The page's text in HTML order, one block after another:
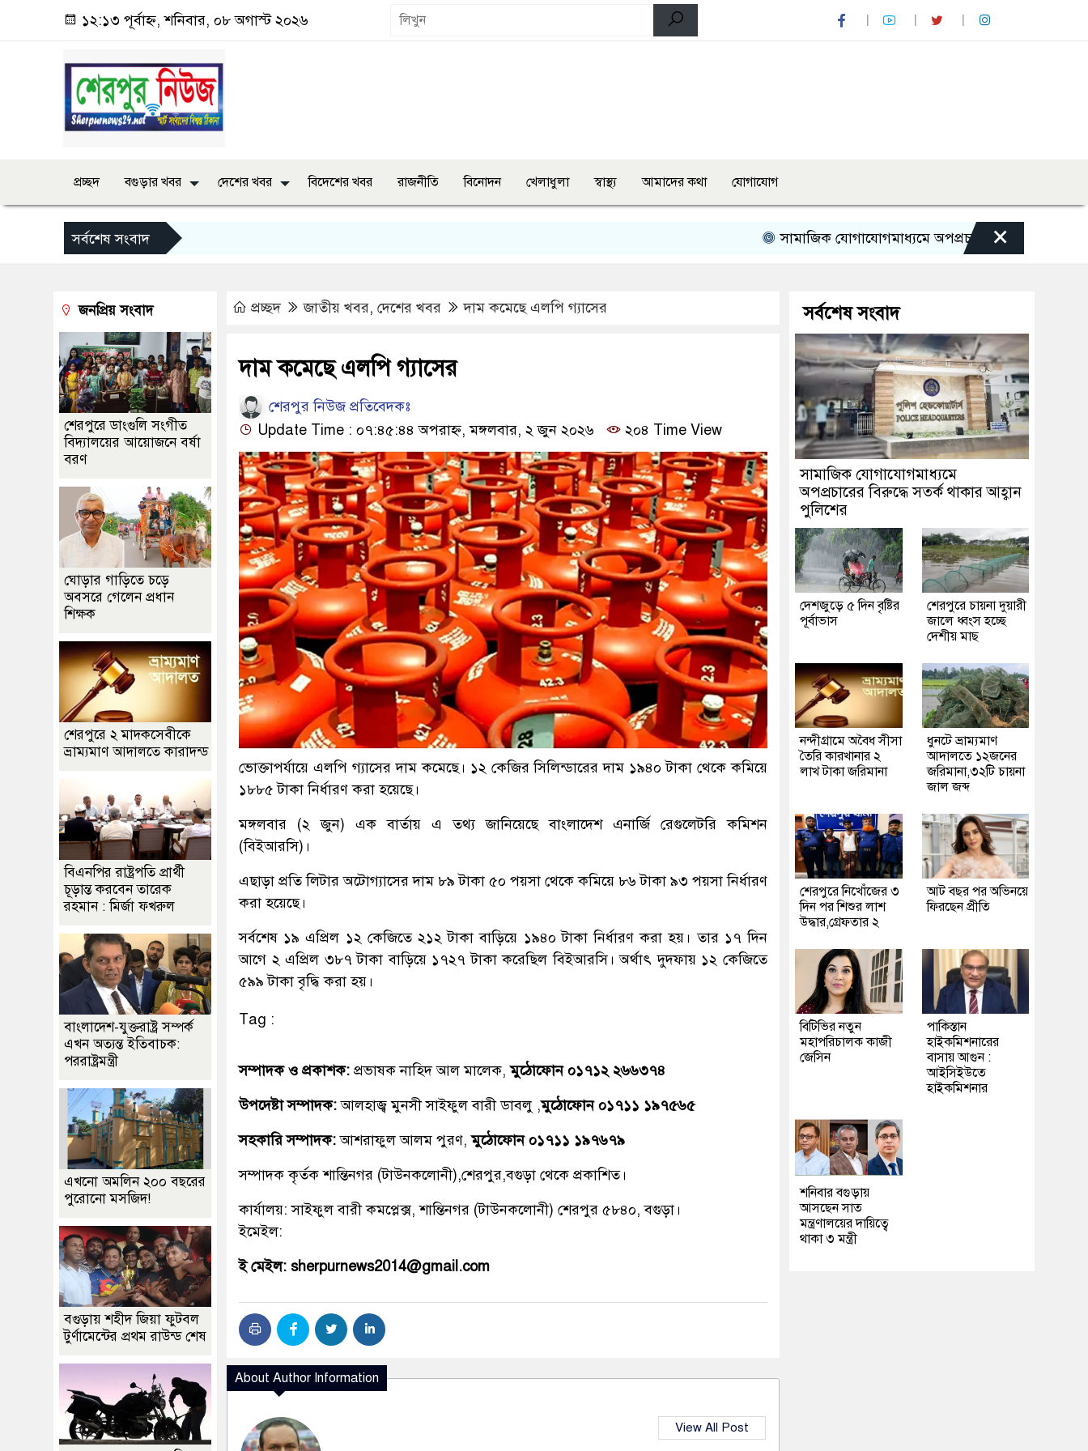
১২:১৩ পূর্বাহ্ন, শনিবার, ০৮ অগাস্ট ২০২৬
প্রচ্ছদ বগুড়ার খবর দেশের খবর বিদেশের খবর রাজনীতি বিনোদন খেলাধুলা স্বাস্থ্য আমাদের কথা যোগাযোগ
সর্বশেষ সংবাদ সামাজিক যোগাযোগমাধ্যমে অপপ্রচারের বিরুদ্ধে সতর্ক থাকার
×
প্রচ্ছদ জাতীয় খবর, দেশের খবর দাম কমেছে এলপি গ্যাসের
দাম কমেছে এলপি গ্যাসের
শেরপুর নিউজ প্রতিবেদকঃ
Update Time : ০৭:৪৫:৪৪ অপরাহ্ন, মঙ্গলবার, ২ জুন ২০২৬
২০৪ Time View
ভোক্তাপর্যায়ে এলপি গ্যাসের দাম কমেছে। ১২ কেজির সিলিন্ডারের দাম ১৯৪০ টাকা থেকে কমিয়ে
১৮৮৫ টাকা নির্ধারণ করা হয়েছে।
মঙ্গলবার (২ জুন) এক বার্তায় এ তথ্য জানিয়েছে বাংলাদেশ এনার্জি রেগুলেটরি কমিশন
(বিইআরসি)।
এছাড়া প্রতি লিটার অটোগ্যাসের দাম ৮৯ টাকা ৫০ পয়সা থেকে কমিয়ে ৮৬ টাকা ৯৩ পয়সা নির্ধারণ
করা হয়েছে।
সর্বশেষ ১৯ এপ্রিল ১২ কেজিতে ২১২ টাকা বাড়িয়ে ১৯৪০ টাকা নির্ধারণ করা হয়। তার ১৭ দিন
আগে ২ এপ্রিল ৩৮৭ টাকা বাড়িয়ে ১৭২৭ টাকা করেছিল বিইআরসি। অর্থাৎ দুদফায় ১২ কেজিতে
৫৯৯ টাকা বৃদ্ধি করা হয়।
Tag :
সম্পাদক ও প্রকাশক: প্রভাষক নাহিদ আল মালেক,মুঠোফোন ০১৭১২ ২৬৬৩৭৪
উপদেষ্টা সম্পাদক:আলহাজ্ব মুনসী সাইফুল বারী ডাবলু ,মুঠোফোন ০১৭১১ ১৯৭৫৬৫
সহকারি সম্পাদক:আশরাফুল আলম পুরণ,মুঠোফোন ০১৭১১ ১৯৭৬৭৯
সম্পাদক কৃর্তক শান্তিনগর (টাউনকলোনী),শেরপুর,বগুড়া থেকে প্রকাশিত।
কার্যালয়: সাইফুল বারী কমপ্লেক্স, শান্তিনগর (টাউনকলোনী) শেরপুর ৫৮৪০, বগুড়া।
ইমেইল:
ই মেইল: sherpurnews2014@gmail.com
About Author Information
View All Post
জনপ্রিয় সংবাদ
শেরপুরে ডাংগুলি সংগীত
বিদ্যালয়ের আয়োজনে বর্ষা
বরণ
ঘোড়ার গাড়িতে চড়ে
অবসরে গেলেন প্রধান
শিক্ষক
শেরপুরে ২ মাদকসেবীকে
ভ্রাম্যমাণ আদালতে কারাদন্ড
বিএনপির রাষ্ট্রপতি প্রার্থী
চূড়ান্ত করবেন তারেক
রহমান : মির্জা ফখরুল
বাংলাদেশ-যুক্তরাষ্ট্র সম্পর্ক
এখন অত্যন্ত ইতিবাচক:
পররাষ্ট্রমন্ত্রী
এখনো অমলিন ২০০ বছরের
পুরোনো মসজিদ!
বগুড়ায় শহীদ জিয়া ফুটবল
টুর্ণামেন্টের প্রথম রাউন্ড শেষ
সর্বশেষ সংবাদ
সামাজিক যোগাযোগমাধ্যমে
অপপ্রচারের বিরুদ্ধে সতর্ক থাকার আহ্বান
পুলিশের
দেশজুড়ে ৫ দিন বৃষ্টির
পূর্বাভাস
শেরপুরে চায়না দুয়ারী
জালে ধ্বংস হচ্ছে
দেশীয় মাছ
নন্দীগ্রামে অবৈধ সীসা
তৈরি কারখানার ২
লাখ টাকা জরিমানা
ধুনটে ভ্রাম্যমাণ
আদালতে ১২জনের
জরিমানা,৩২টি চায়না
জাল জব্দ
শেরপুরে নিখোঁজের ৩
দিন পর শিশুর লাশ
উদ্ধার,গ্রেফতার ২
আট বছর পর অভিনয়ে
ফিরছেন প্রীতি
বিটিভির নতুন
মহাপরিচালক কাজী
জেসিন
পাকিস্তান
হাইকমিশনারের
বাসায় আগুন :
আইসিইউতে
হাইকমিশনার
শনিবার বগুড়ায়
আসছেন সাত
মন্ত্রণালয়ের দায়িত্বে
থাকা ৩ মন্ত্রী